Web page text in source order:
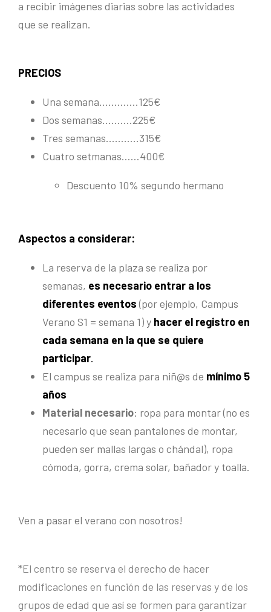
a recibir imágenes diarias sobre las actividades
que se realizan.
PRECIOS
Una semana………….125€
Dos semanas……….225€
Tres semanas………..315€
Cuatro setmanas……400€
Descuento 10% segundo hermano
Aspectos a considerar:
La reserva de la plaza se realiza por
semanas, es necesario entrar a los
diferentes eventos(por ejemplo, Campus
Verano S1 = semana 1) y hacer el registro en
cada semana en la que se quiere
participar.
El campus se realiza para niñ@s de mínimo 5
años
Material necesario: ropa para montar (no es
necesario que sean pantalones de montar,
pueden ser mallas largas o chándal), ropa
cómoda, gorra, crema solar, bañador y toalla.
Ven a pasar el verano con nosotros!
*El centro se reserva el derecho de hacer
modificaciones en función de las reservas y de los
grupos de edad que así se formen para garantizar